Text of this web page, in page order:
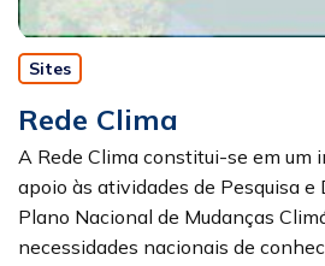
Sites
Rede Clima
A Rede Clima constitui-se em um
apoio às atividades de Pesquisa
Plano Nacional de Mudanças
necessidades nacionais de